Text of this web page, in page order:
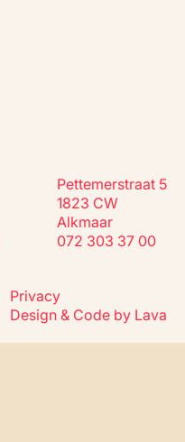
Pettemerstraat 5
1823 CW
Alkmaar
072 303 37 00
Privacy
Design & Code by Lava